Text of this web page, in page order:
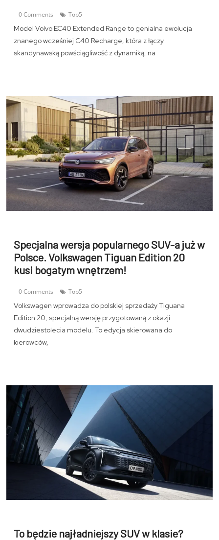
0 Comments Top5
Model Volvo EC40 Extended Range to genialna ewolucja
znanego wcześniej C40 Recharge, która z łączy
skandynawską powściągliwość z dynamiką, na
Specjalna wersja popularnego SUV-a już w
Polsce. Volkswagen Tiguan Edition 20
kusi bogatym wnętrzem!
0 Comments Top5
Volkswagen wprowadza do polskiej sprzedaży Tiguana
Edition 20, specjalną wersję przygotowaną z okazji
dwudziestolecia modelu. To edycja skierowana do
kierowców,
To będzie najładniejszy SUV w klasie?